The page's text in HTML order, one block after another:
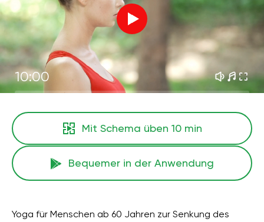
10:00
Mit Schema üben 10 min
Bequemer in der Anwendung
Yoga für Menschen ab 60 Jahren zur Senkung des